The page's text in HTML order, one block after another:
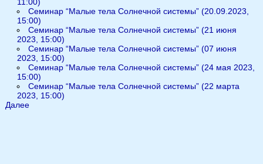
Семинар “Малые тела Солнечной системы” (20.09.2023,
15:00)
Семинар “Малые тела Солнечной системы” (21 июня
2023, 15:00)
Семинар “Малые тела Солнечной системы” (07 июня
2023, 15:00)
Семинар “Малые тела Солнечной системы” (24 мая 2023,
15:00)
Семинар “Малые тела Солнечной системы” (22 марта
2023, 15:00)
Далее